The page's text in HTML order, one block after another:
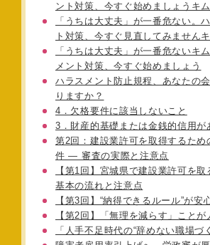
ント対策、今すぐ始めましょうキム
「うちは大丈夫」が一番危ない。
ト対策、今すぐ見直してみません
「うちは大丈夫」が一番危ないキ
メント対策、今すぐ始めましょう
ハラスメント防止規程、あなたの
りますか？
4．欠格要件に該当しないこと
3．財産的基礎または金銭的信用が
第2回：建設業許可を取得するため
件 ― 審査の実際と注意点
【第1回】宮城県で建設業許可を取
基本の流れと注意点
【第3回】“納得できるルール”が安
【第2回】「無理を減らす」ことが
「人手不足時代の“辞めない職場づ